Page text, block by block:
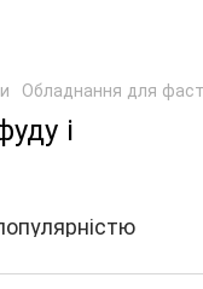
Обладнання для
і